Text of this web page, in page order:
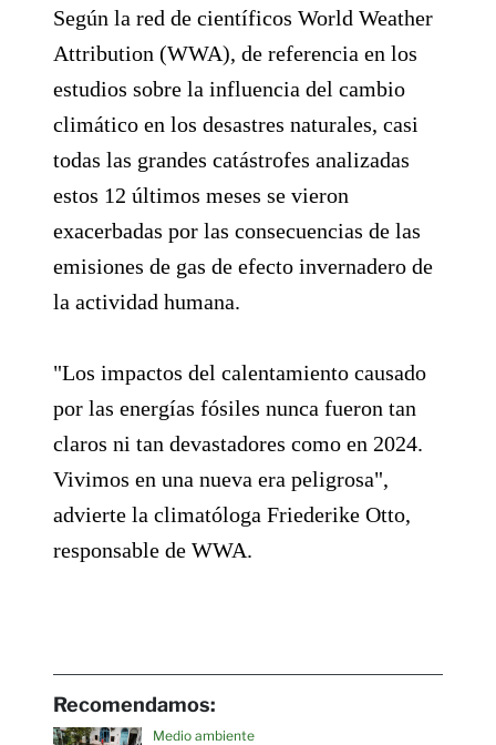
Según la red de científicos World Weather
Attribution (WWA), de referencia en los
estudios sobre la influencia del cambio
climático en los desastres naturales, casi
todas las grandes catástrofes analizadas
estos 12 últimos meses se vieron
exacerbadas por las consecuencias de las
emisiones de gas de efecto invernadero de
la actividad humana.
"Los impactos del calentamiento causado
por las energías fósiles nunca fueron tan
claros ni tan devastadores como en 2024.
Vivimos en una nueva era peligrosa",
advierte la climatóloga Friederike Otto,
responsable de WWA.
Recomendamos:
Medio ambiente